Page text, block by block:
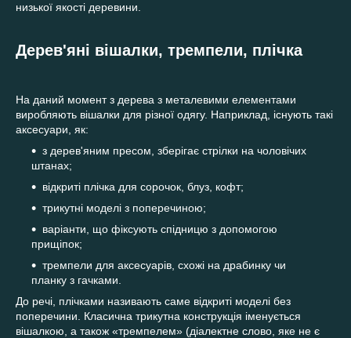
низької якості деревини.
Дерев'яні вішалки, тремпели, плічка
На даний момент з дерева з металевими елементами
виробляють вішалки для різної одягу. Наприклад, існують такі
аксесуари, як:
з дерев'яним пресом, зберігає стрілки на чоловічих
штанах;
відкриті плічка для сорочок, блуз, кофт;
трикутні моделі з поперечиною;
варіанти, що фіксують спідницю з допомогою
прищіпок;
тремпели для аксесуарів, схожі на драбинку чи
планку з гачками.
До речі, плічками називають саме відкриті моделі без
поперечини. Класична трикутна конструкція іменується
вішалкою, а також «тремпелем» (діалектне слово, яке не є